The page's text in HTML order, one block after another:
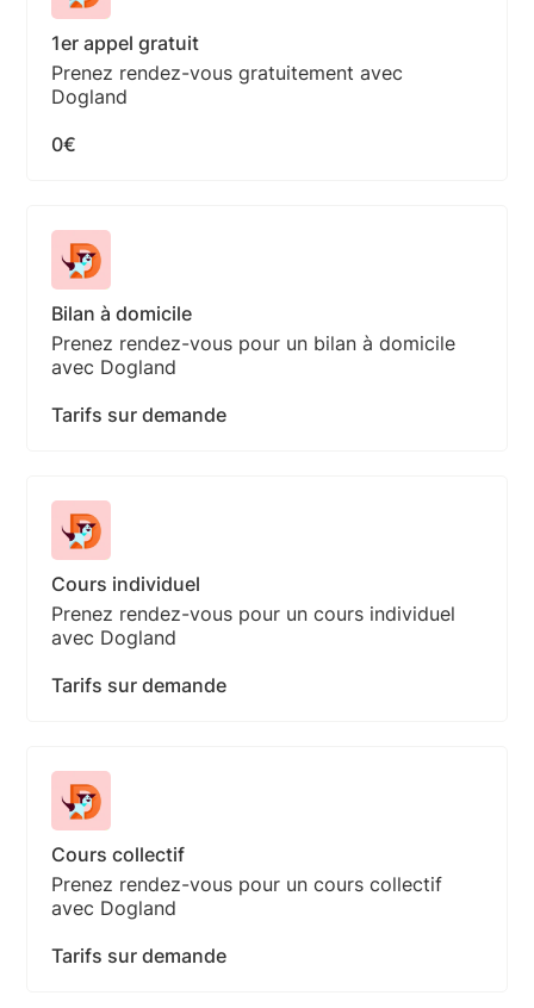
1er appel gratuit
Prenez rendez-vous gratuitement avec
Dogland
0€
Bilan à domicile
Prenez rendez-vous pour un bilan à domicile
avec Dogland
Tarifs sur demande
Cours individuel
Prenez rendez-vous pour un cours individuel
avec Dogland
Tarifs sur demande
Cours collectif
Prenez rendez-vous pour un cours collectif
avec Dogland
Tarifs sur demande